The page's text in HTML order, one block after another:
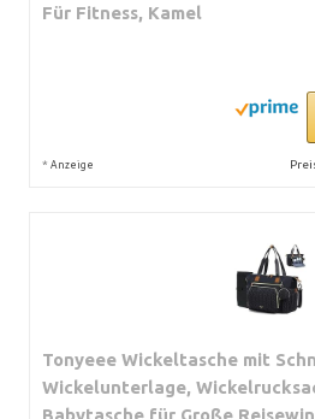
Für Fitness, Kamel
* Anzeige
Tonyeee Wickeltasche mit
Wickelunterlage,
Babytasche für Große